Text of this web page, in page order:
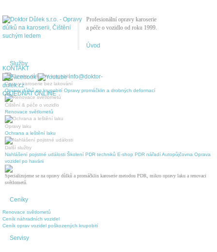
Profesionální opravy karoserie
a péče o vozidlo od roku 1999.
Úvod
Služby
Opravy karoserie bez lakování
Opravy důlků po krupobití Opravy promáčklin a drobných deformací
Čištění & péče o vozidlo
Renovace světlometů
Opravy laku
Ochrana a leštění laku
Další služby
Nahlášení pojistné události Školení PDR techniků E-shop PDR nářadíAutopůjčovna Oprava
vozidel po havárii
Specializujeme se na opravy důlků a promáčklin karoserie metodou PDR, mikro opravy laku a renovaci
světlometů.
Ceníky
Renovace světlometů
Ceník náhradních vozidel
Ceník oprav vozidel poškozených krupobití
Servisy
KONTAKT
info@doktor-
dulek.cz
OBJEDNAT ONLINE